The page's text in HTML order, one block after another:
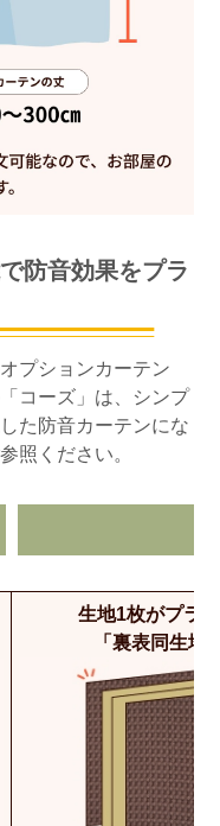
防音効果をプラ
プションカーテン
コーズ」は、シンプ
た防音カーテンにな
照ください。
生地1枚がプラ
「裏表同生地